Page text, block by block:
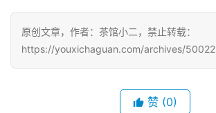
第
十
三
原创文章，作者：茶馆小二，禁止转载：
https://youxichaguan.com/archives/50022
赞 (0)